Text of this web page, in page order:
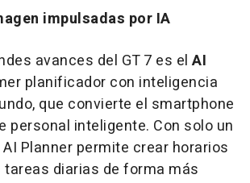
impulsadas por IA
avances del GT 7 es el AI
planificador con inteligencia
que convierte el smartphone
personal inteligente. Con solo un
Planner permite crear horarios
diarias de forma más